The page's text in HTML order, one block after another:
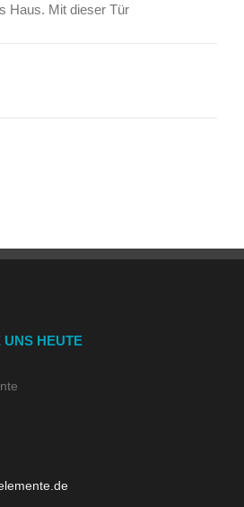
Haus. Mit dieser Tür
UNS HEUTE